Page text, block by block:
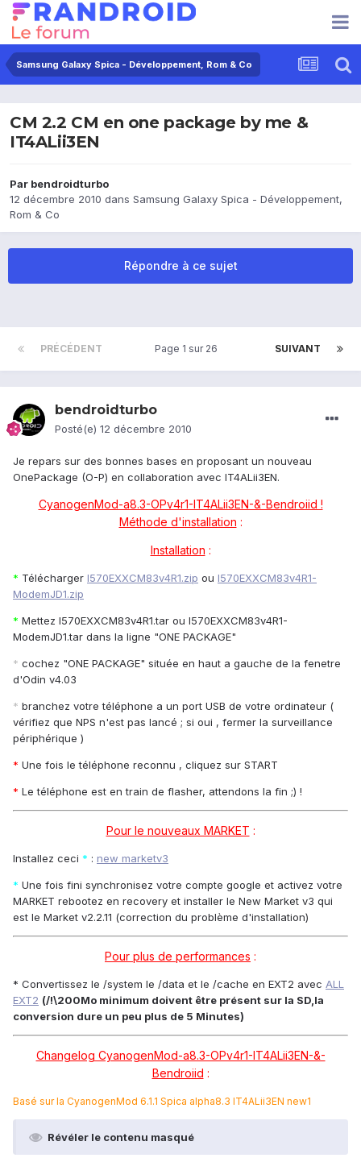
Samsung Galaxy Spica - Développement, Rom & Co
CM 2.2 CM en one package by me &
IT4ALii3EN
Par bendroidturbo
12 décembre 2010 dans Samsung Galaxy Spica - Développement,
Rom & Co
Répondre à ce sujet
PRÉCÉDENT SUIVANT
Page 1 sur 26
bendroidturbo
Posté(e) 12 décembre 2010
Je repars sur des bonnes bases en proposant un nouveau
OnePackage (O-P) en collaboration avec IT4ALii3EN.
CyanogenMod-a8.3-OPv4r1-IT4ALii3EN-&-Bendroiid !
Méthode d'installation :
Installation :
* Télécharger I570EXXCM83v4R1.zip ou I570EXXCM83v4R1-
ModemJD1.zip
* Mettez I570EXXCM83v4R1.tar ou I570EXXCM83v4R1-
ModemJD1.tar dans la ligne "ONE PACKAGE"
* cochez "ONE PACKAGE" située en haut a gauche de la fenetre
d'Odin v4.03
* branchez votre téléphone a un port USB de votre ordinateur (
vérifiez que NPS n'est pas lancé ; si oui , fermer la surveillance
périphérique )
* Une fois le téléphone reconnu , cliquez sur START
* Le téléphone est en train de flasher, attendons la fin ;) !
Pour le nouveaux MARKET :
Installez ceci * : new marketv3
* Une fois fini synchronisez votre compte google et activez votre
MARKET rebootez en recovery et installer le New Market v3 qui
est le Market v2.2.11 (correction du problème d'installation)
Pour plus de performances :
* Convertissez le /system le /data et le /cache en EXT2 avec ALL
EXT2 (/!\200Mo minimum doivent être présent sur la SD,la
conversion dure un peu plus de 5 Minutes)
Changelog CyanogenMod-a8.3-OPv4r1-IT4ALii3EN-&-
Bendroiid :
Basé sur la CyanogenMod 6.1.1 Spica alpha8.3 IT4ALii3EN new1
Révéler le contenu masqué